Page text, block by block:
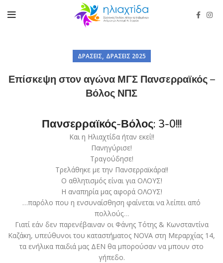
ΔΡΆΣΕΙΣ, ΔΡΆΣΕΙΣ 2025
Επίσκεψη στον αγώνα ΜΓΣ Πανσερραϊκός –
Βόλος ΝΠΣ
Πανσερραϊκός-Βόλος: 3-0!!!
Και η Ηλιαχτίδαήταν εκεί!!
Πανηγύρισε!
Τραγούδησε!
Τρελάθηκε με την Πανσερραϊκάρα!!
Ο αθλητισμός είναι για ΟΛΟΥΣ!
Η αναπηρία μας αφορά ΟΛΟΥΣ!
…παρόλο που η ενσυναίσθηση φαίνεται να λείπει από
πολλούς…
Γιατί εάν δεν παρενέβαιναν οι Φάνης Τότης & Κωνσταντίνα
Καζάκη, υπεύθυνοι του καταστήματος NOVA στη Μεραρχίας 14,
τα ενήλικα παιδιά μας ΔΕΝ θα μπορούσαν να μπουν στο
γήπεδο.